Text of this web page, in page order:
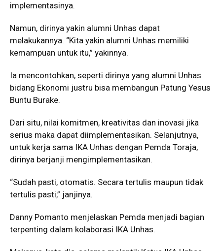
implementasinya.
Namun, dirinya yakin alumni Unhas dapat
melakukannya. “Kita yakin alumni Unhas memiliki
kemampuan untuk itu,” yakinnya.
Ia mencontohkan, seperti dirinya yang alumni Unhas
bidang Ekonomi justru bisa membangun Patung Yesus
Buntu Burake.
Dari situ, nilai komitmen, kreativitas dan inovasi jika
serius maka dapat diimplementasikan. Selanjutnya,
untuk kerja sama IKA Unhas dengan Pemda Toraja,
dirinya berjanji mengimplementasikan.
“Sudah pasti, otomatis. Secara tertulis maupun tidak
tertulis pasti,” janjinya.
Danny Pomanto menjelaskan Pemda menjadi bagian
terpenting dalam kolaborasi IKA Unhas.